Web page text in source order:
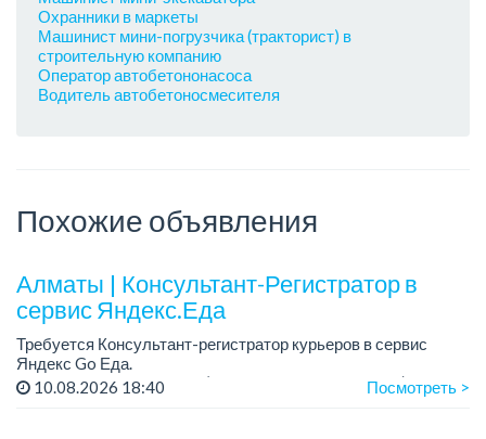
Охранники в маркеты
Машинист мини-погрузчика (тракторист) в
строительную компанию
Оператор автобетононасоса
Водитель автобетоносмесителя
Похожие объявления
Алматы | Консультант-Регистратор в
сервис Яндекс.Еда
Требуется Консультант-регистратор курьеров в сервис
Яндекс Go Еда.
Условия: работа в офисе (Абылай хана - Макатаева).
10.08.2026 18:40 Посмотреть >